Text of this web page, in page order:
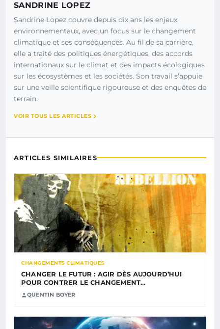
SANDRINE LOPEZ
Sandrine Lopez couvre depuis dix ans les enjeux
environnementaux, avec un focus sur le changement
climatique et ses conséquences. Au fil de sa carrière,
elle a traité des politiques énergétiques, des accords
internationaux sur le climat et des impacts écologiques
sur les écosystèmes et les sociétés. Son travail s’appuie
sur une veille scientifique rigoureuse et des enquêtes de
terrain.
VOIR TOUS LES ARTICLES
ARTICLES SIMILAIRES
CHANGEMENTS CLIMATIQUES
CHANGER LE FUTUR : AGIR DÈS AUJOURD’HUI
POUR CONTRER LE CHANGEMENT…
QUENTIN BOYER